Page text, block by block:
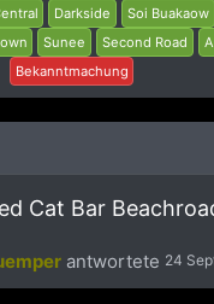
Darkside Soi Buakaow
Sunee Second Road
Bekanntmachung
Cat Bar
24